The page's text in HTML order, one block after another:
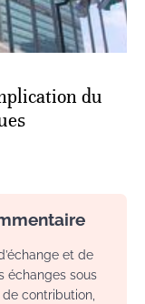
du
et de
échanges sous
contribution,